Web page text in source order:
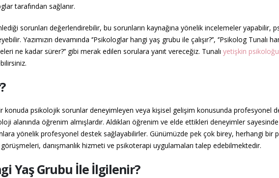
tarafından sağlanır.
sorunları değerlendirebilir, bu sorunların kaynağına yönelik incelemeler yapabilir,
Yazımızın devamında ‘’Psikologlar hangi yaş grubu ile çalışır?’’, ‘’Psikolog Tunalı
ne kadar sürer?’’ gibi merak edilen sorulara yanıt vereceğiz. Tunalı yetişkin psikoloğu
konuda psikolojik sorunlar deneyimleyen veya kişisel gelişim konusunda profesyonel
alanında öğrenim almışlardır. Aldıkları öğrenim ve elde ettikleri deneyimler sayesinde
yönelik profesyonel destek sağlayabilirler. Günümüzde pek çok birey, herhangi bir
danışmanlık hizmeti ve psikoterapi uygulamaları talep edebilmektedir.
Yaş Grubu İle İlgilenir?